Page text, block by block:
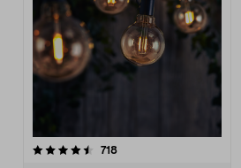
718recensioner
4.5 av 5 stjärnor